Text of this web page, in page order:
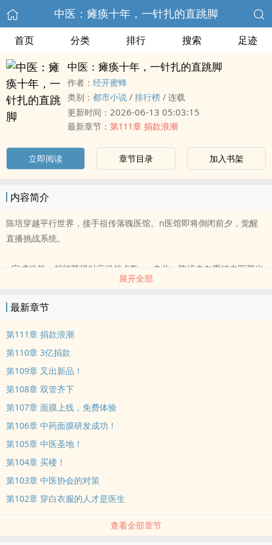
中医：瘫痪十年，一针扎的直跳脚
首页 分类 排行 搜索 足迹
中医：瘫痪十年，一针扎的直跳脚
作者： 经开蜜蜂
类别： 都市小说 / 排行榜 / 连载
更新时间： 2026-06-13 05:03:15
最新章节： 第111章 捐款浪潮
立即阅读 章节目录 加入书架
内容简介
陈培穿越平行世界，接手祖传落魄医馆。n医馆即将倒闭前夕，觉醒
直播挑战系统。
n完成挑战，就能获得对应挑战点数。n自此，陈培走向重铸中医荣光
“你说你是遭遇车祸瘫痪十年?”n陈培一针下去，司机当场被扎的直跳
脚。
n
“美女大明星?你这是经常失眠多梦?”n陈培一手推拿，使无数女星销魂
迷恋。
“这位先生，你不用说了，我看你面色就知道你是肾虚多年！”n凭借一
手精湛中医技术，陈培起死回生、枯骨生肉，誉满全球。
展开全部
最新章节
第111章 捐款浪潮
第110章 3亿捐款
第109章 又出新品！
第108章 双管齐下
第107章 面膜上线，免费体验
第106章 中药面膜研发成功！
第105章 中医圣地！
第104章 买楼！
第103章 中医协会的对策
第102章 穿白衣服的人才是医生
查看全部章节